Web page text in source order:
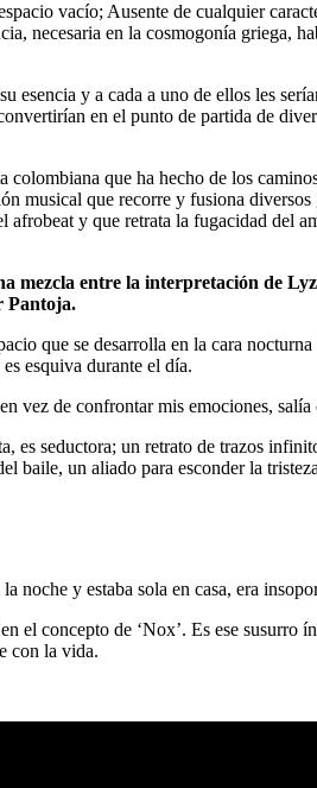
vacío; Ausente de cualquier
necesaria en la cosmogonía griega,
y a cada a uno de ellos les
en el punto de partida de
colombiana que ha hecho de los
musical que recorre y fusiona
afrobeat y que retrata la fugacidad del
entre la interpretación de
Pantoja.
que se desarrolla en la cara
esquiva durante el día.
vez de confrontar mis emociones,
seductora; un retrato de trazos
baile, un aliado para esconder la
noche y estaba sola en casa, era
el concepto de ‘Nox’. Es ese
con la vida.